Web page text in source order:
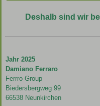
Deshalb sind wir
Jahr 2025
Damiano Ferraro
Ferrro Group
Biedersbergweg 99
66538 Neunkirchen